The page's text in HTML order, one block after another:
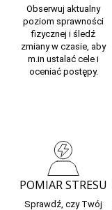
Obserwuj aktualny
poziom sprawności
fizycznej i śledź
zmiany w czasie, aby
m.in ustalać cele i
oceniać postępy.
POMIAR STRESU
Sprawdź, czy Twój